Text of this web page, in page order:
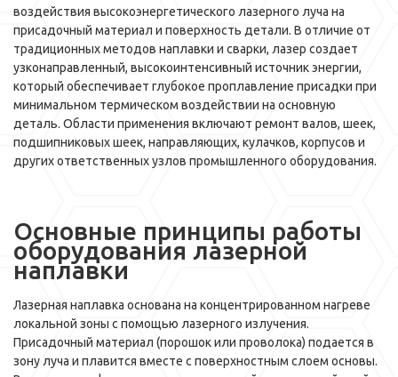
воздействия высокоэнергетического лазерного луча на
присадочный материал и поверхность детали. В отличие от
традиционных методов наплавки и сварки, лазер создает
узконаправленный, высокоинтенсивный источник энергии,
который обеспечивает глубокое проплавление присадки при
минимальном термическом воздействии на основную
деталь. Области применения включают ремонт валов, шеек,
подшипниковых шеек, направляющих, кулачков, корпусов и
других ответственных узлов промышленного оборудования.
Основные принципы работы
оборудования лазерной
наплавки
Лазерная наплавка основана на концентрированном нагреве
локальной зоны с помощью лазерного излучения.
Присадочный материал (порошок или проволока) подается в
зону луча и плавится вместе с поверхностным слоем основы.